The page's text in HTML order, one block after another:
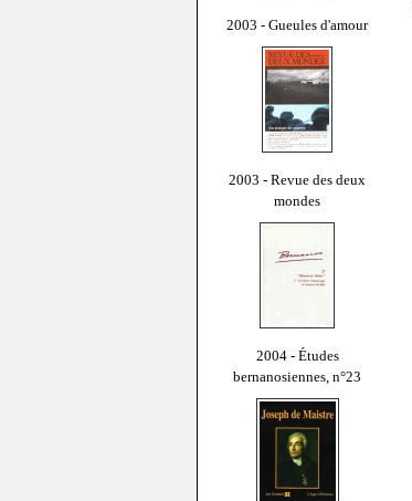
2003 - Gueules d'amour
2003 - Revue des deux
mondes
2004 - Études
bernanosiennes, n°23